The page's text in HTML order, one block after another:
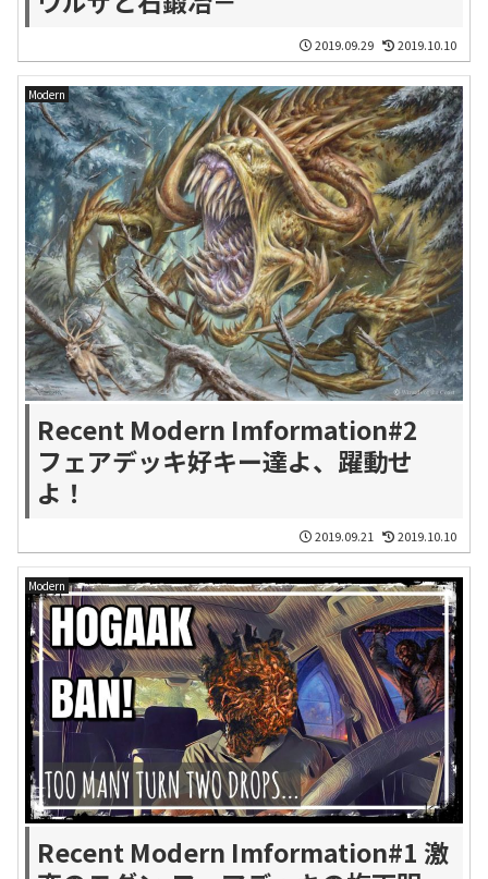
2019.09.29 2019.10.10
Modern
Recent Modern Imformation#2
フェアデッキ好キー達よ、躍動せ
よ！
2019.09.21 2019.10.10
Modern
Recent Modern Imformation#1 激